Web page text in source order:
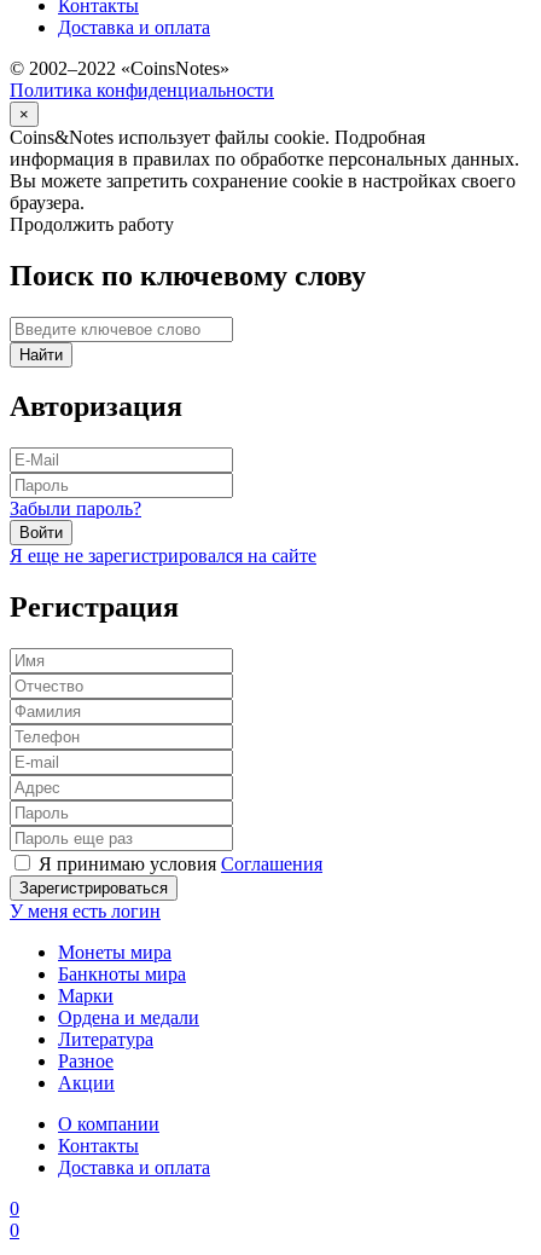
Контакты
Доставка и оплата
© 2002–2022 «CoinsNotes»
Политика конфиденциальности
×
Coins&Notes использует файлы cookie. Подробная
информация в правилах по обработке персональных данных.
Вы можете запретить сохранение cookie в настройках своего
браузера.
Продолжить работу
Поиск по ключевому слову
Найти
Авторизация
Забыли пароль?
Войти
Я еще не зарегистрировался на сайте
Регистрация
Я принимаю условия Соглашения
Зарегистрироваться
У меня есть логин
Монеты мира
Банкноты мира
Марки
Ордена и медали
Литература
Разное
Акции
О компании
Контакты
Доставка и оплата
0
0